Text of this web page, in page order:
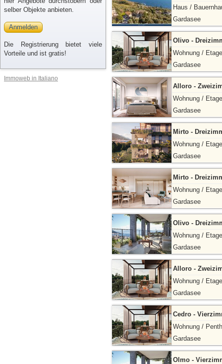
selber Objekte anbieten.
Anmelden
Die Registrierung bietet viele
Vorteile und ist gratis!
Immoweb in Italiano
Haus /
Gardasee
Olivo -
Wohnung / Etage
Gardasee
Alloro -
Wohnung / Etage
Gardasee
Mirto -
Wohnung / Etage
Gardasee
Mirto -
Wohnung / Etage
Gardasee
Olivo -
Wohnung / Etage
Gardasee
Alloro -
Wohnung / Etage
Gardasee
Cedro -
Wohnung /
Gardasee
Olmo -